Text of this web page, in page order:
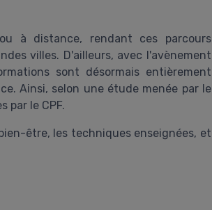
à distance, rendant ces parcours
villes. D'ailleurs, avec l'avènement
sont désormais entièrement
Ainsi, selon une étude menée par le
par le CPF.
être, les techniques enseignées, et